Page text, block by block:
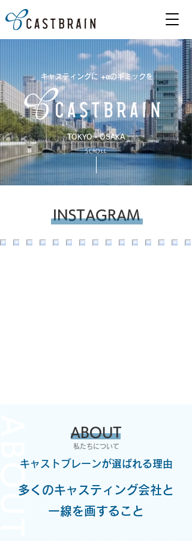
キャスティングに +αのギミックを
TOKYO・OSAKA
SCROLL
INSTAGRAM
ABOUT
​私たちについて​
キャストブレーンが選ばれる理由
多くのキャスティング会社と
一線を画すること